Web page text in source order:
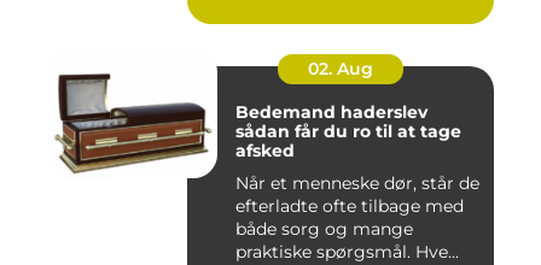
02. Aug
Bedemand haderslev
sådan får du ro til at tage
afsked
Når et menneske dør, står de
efterladte ofte tilbage med
både sorg og mange
praktiske spørgsmål. Hve...